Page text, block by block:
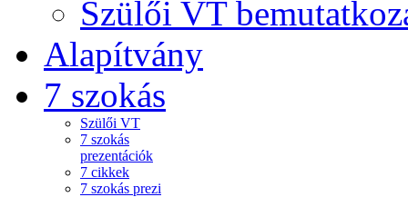
Szülői VT
Alapítvány
7 szokás
Szülői VT
7 szokás
prezentációk
7 cikkek
7 szokás prezi